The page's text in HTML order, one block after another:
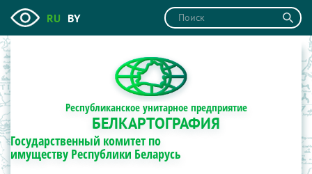
RU BY
Республиканское унитарное предприятие
БЕЛКАРТОГРАФИЯ
Государственный комитет по
имуществу Республики Беларусь